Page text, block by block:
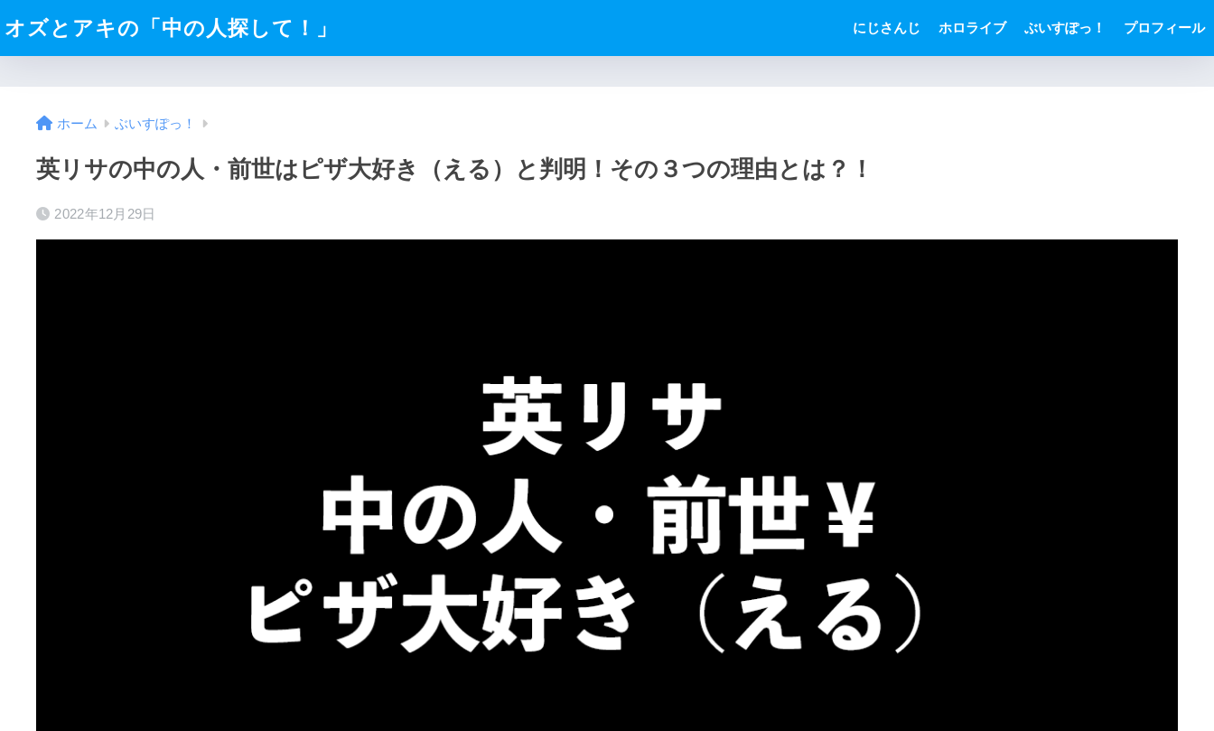
オズとアキの「中の人探して！」 にじさんじ ホロライブ ぶいすぽっ！ プロフィール
ホーム ぶいすぽっ！
英リサの中の人・前世はピザ大好き（える）と判明！その３つの理由とは？！
2022年12月29日